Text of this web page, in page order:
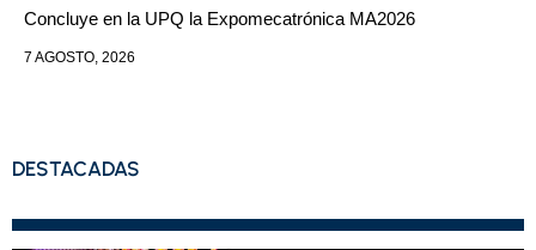
Concluye en la UPQ la Expomecatrónica MA2026
7 AGOSTO, 2026
DESTACADAS